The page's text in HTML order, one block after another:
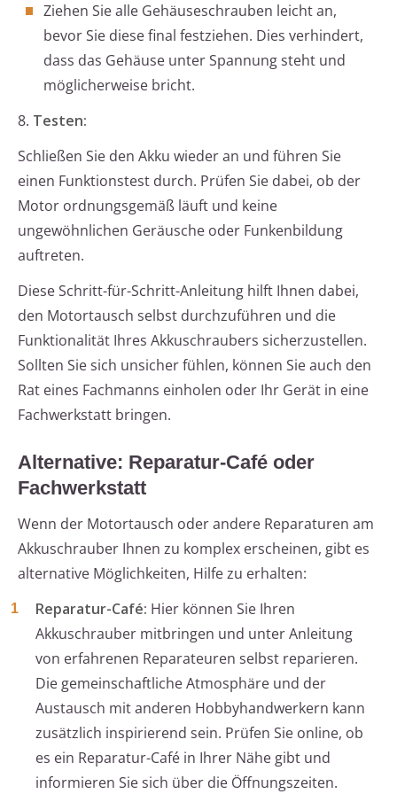
Ziehen Sie alle Gehäuseschrauben leicht an,
bevor Sie diese final festziehen. Dies verhindert,
dass das Gehäuse unter Spannung steht und
möglicherweise bricht.
8. Testen:
Schließen Sie den Akku wieder an und führen Sie
einen Funktionstest durch. Prüfen Sie dabei, ob der
Motor ordnungsgemäß läuft und keine
ungewöhnlichen Geräusche oder Funkenbildung
auftreten.
Diese Schritt-für-Schritt-Anleitung hilft Ihnen dabei,
den Motortausch selbst durchzuführen und die
Funktionalität Ihres Akkuschraubers sicherzustellen.
Sollten Sie sich unsicher fühlen, können Sie auch den
Rat eines Fachmanns einholen oder Ihr Gerät in eine
Fachwerkstatt bringen.
Alternative: Reparatur-Café oder
Fachwerkstatt
Wenn der Motortausch oder andere Reparaturen am
Akkuschrauber Ihnen zu komplex erscheinen, gibt es
alternative Möglichkeiten, Hilfe zu erhalten:
Reparatur-Café: Hier können Sie Ihren
Akkuschrauber mitbringen und unter Anleitung
von erfahrenen Reparateuren selbst reparieren.
Die gemeinschaftliche Atmosphäre und der
Austausch mit anderen Hobbyhandwerkern kann
zusätzlich inspirierend sein. Prüfen Sie online, ob
es ein Reparatur-Café in Ihrer Nähe gibt und
informieren Sie sich über die Öffnungszeiten.